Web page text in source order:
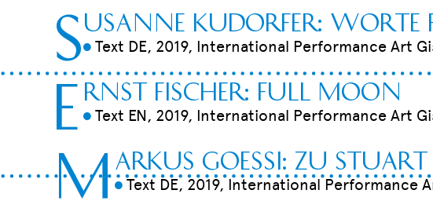
Susanne Kudorfer: Worte
9 Text DE, 2019, International Performance Art
E rnst Fischer: full moon
9 Text EN, 2019, International Performance Art
Markus goessi: zu Stuart
9 Text DE, 2019, International Performance